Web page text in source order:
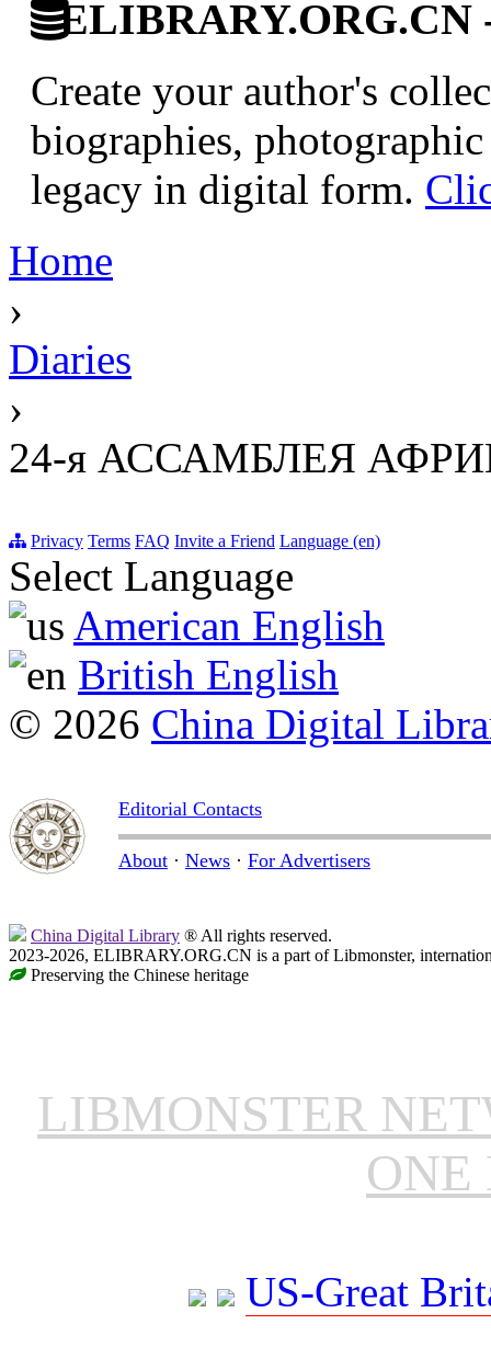
ELIBRARY.ORG.CN
Create your author's
biographies,
legacy in digital form.
Home
›
Diaries
›
24-я АССАМБЛЕЯ
Privacy Terms FAQ Invite a Friend Language (en)
Select Language
American English
British English
© 2026 China Digital
Editorial Contacts
About · News · For Advertisers
China Digital Library ® All rights reserved.
2023-2026, ELIBRARY.ORG.CN is a part of Libmonster,
Preserving the Chinese heritage
LIBMONSTER
ONE
US-Great